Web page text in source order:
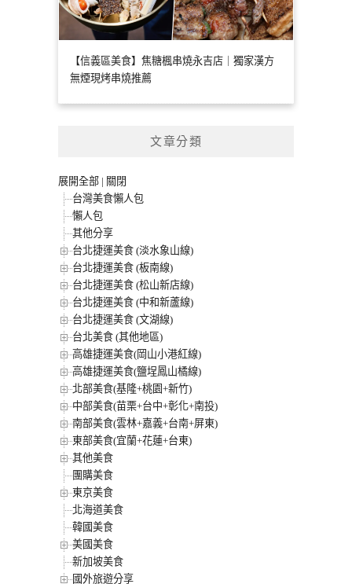
【信義區美食】焦糖楓串燒永吉店｜獨家漢方
無煙現烤串燒推薦
文章分類
展開全部 | 關閉
台灣美食懶人包
懶人包
其他分享
台北捷運美食 (淡水象山線)
台北捷運美食 (板南線)
台北捷運美食 (松山新店線)
台北捷運美食 (中和新蘆線)
台北捷運美食 (文湖線)
台北美食 (其他地區)
高雄捷運美食(岡山小港紅線)
高雄捷運美食(鹽埕鳳山橘線)
北部美食(基隆+桃園+新竹)
中部美食(苗栗+台中+彰化+南投)
南部美食(雲林+嘉義+台南+屏東)
東部美食(宜蘭+花蓮+台東)
其他美食
團購美食
東京美食
北海道美食
韓國美食
美國美食
新加坡美食
國外旅遊分享